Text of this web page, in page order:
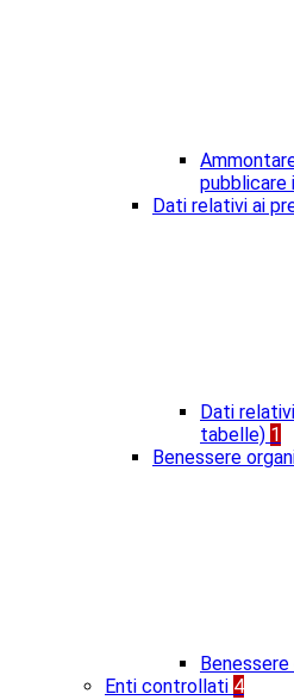
pubblicare
Dati relativi ai
Dati
tabelle) 1
Benessere
Enti controllati 4